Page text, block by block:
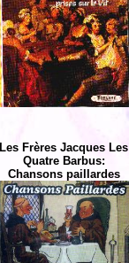
Les Frères Jacques Les
Quatre Barbus:
Chansons paillardes